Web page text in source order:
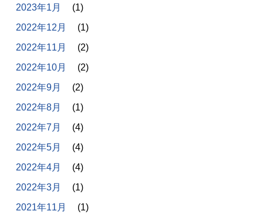
2023年1月
(1)
2022年12月
(1)
2022年11月
(2)
2022年10月
(2)
2022年9月
(2)
2022年8月
(1)
2022年7月
(4)
2022年5月
(4)
2022年4月
(4)
2022年3月
(1)
2021年11月
(1)